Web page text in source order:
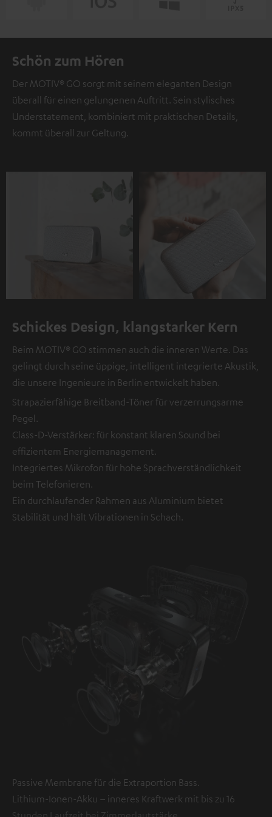
Schön zum Hören
Der MOTIV® GO sorgt mit seinem eleganten Design
überall für einen gelungenen Auftritt. Sein stylisches
Understatement, kombiniert mit praktischen Details,
kommt überall zur Geltung.
Schickes Design, klangstarker Kern
Beim MOTIV® GO stimmen auch die inneren Werte. Das
gelingt durch seine üppige, intelligent integrierte Akustik,
die unsere Ingenieure in Berlin entwickelt haben.
Strapazierfähige Breitband-Töner für verzerrungsarme
Pegel.
Class-D-Verstärker: für konstant klaren Sound bei
effizientem Energiemanagement.
Integriertes Mikrofon für hohe Sprachverständlichkeit
beim Telefonieren.
Ein durchlaufender Rahmen aus Aluminium bietet
Stabilität und hält Vibrationen in Schach.
Passive Membrane für die Extraportion Bass.
Lithium-Ionen-Akku – inneres Kraftwerk mit bis zu 16